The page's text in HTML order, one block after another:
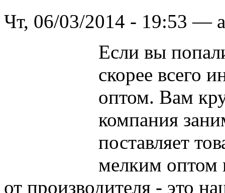
Чт, 06/03/2014 - 19:53 —
Если вы
скорее всего
оптом. Вам
компания
поставляет
мелким
от производителя - это